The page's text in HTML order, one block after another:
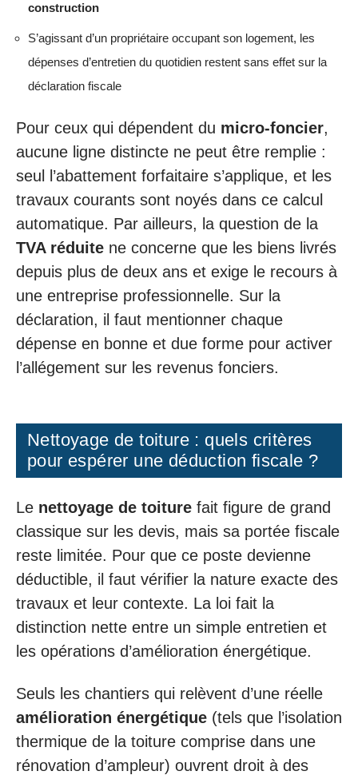
construction
S’agissant d’un propriétaire occupant son logement, les
dépenses d’entretien du quotidien restent sans effet sur la
déclaration fiscale
Pour ceux qui dépendent du micro-foncier,
aucune ligne distincte ne peut être remplie :
seul l’abattement forfaitaire s’applique, et les
travaux courants sont noyés dans ce calcul
automatique. Par ailleurs, la question de la
TVA réduite ne concerne que les biens livrés
depuis plus de deux ans et exige le recours à
une entreprise professionnelle. Sur la
déclaration, il faut mentionner chaque
dépense en bonne et due forme pour activer
l’allégement sur les revenus fonciers.
Nettoyage de toiture : quels critères
pour espérer une déduction fiscale ?
Le nettoyage de toiture fait figure de grand
classique sur les devis, mais sa portée fiscale
reste limitée. Pour que ce poste devienne
déductible, il faut vérifier la nature exacte des
travaux et leur contexte. La loi fait la
distinction nette entre un simple entretien et
les opérations d’amélioration énergétique.
Seuls les chantiers qui relèvent d’une réelle
amélioration énergétique (tels que l’isolation
thermique de la toiture comprise dans une
rénovation d’ampleur) ouvrent droit à des